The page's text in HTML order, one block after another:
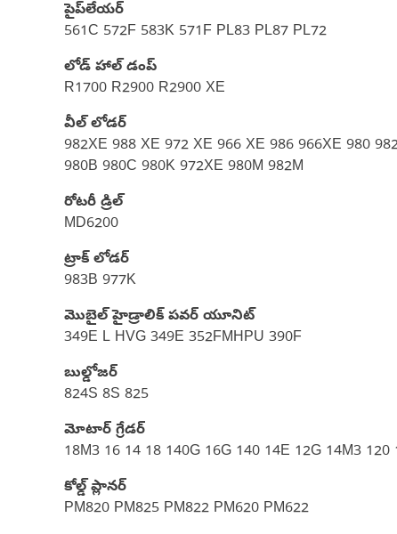
పైప్‌లేయర్
561C 572F 583K 571F PL83 PL87 PL72
లోడ్ హాల్ డంప్
R1700 R2900 R2900 XE
వీల్ లోడర్
982XE 988 XE 972 XE 966 XE 986 966XE 980
980B 980C 980K 972XE 980M 982M
రోటరీ డ్రిల్
MD6200
ట్రాక్ లోడర్
983B 977K
మొబైల్ హైడ్రాలిక్ పవర్ యూనిట్
349E L HVG 349E 352FMHPU 390F
బుల్డోజర్
824S 8S 825
మోటార్ గ్రేడర్
18M3 16 14 18 140G 16G 140 14E 12G 14M3 120
కోల్డ్ ప్లానర్
PM820 PM825 PM822 PM620 PM622